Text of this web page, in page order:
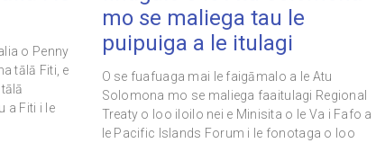
o Penny
tālā Fiti, e
a Fiti i le
mo se maliega tau le
puipuiga a le itulagi
O se fuafuaga mai le faigāmalo a le Atu
Solomona mo se maliega faaitulagi Regional
Treaty o loo iloilo nei e Minisita o le Va i Fafo a
le Pacific Islands Forum i le fonotaga o loo